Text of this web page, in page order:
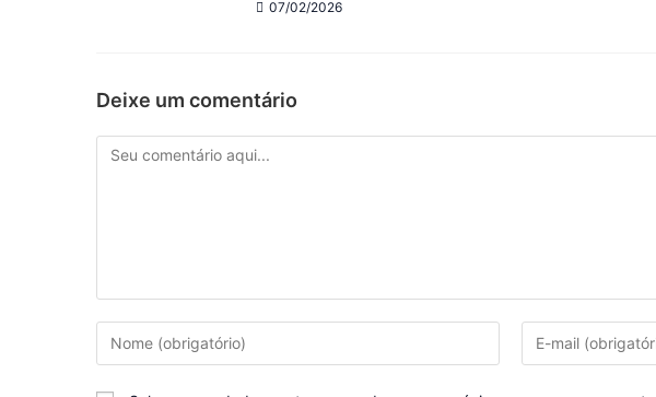
07/02/2026
Deixe um comentário